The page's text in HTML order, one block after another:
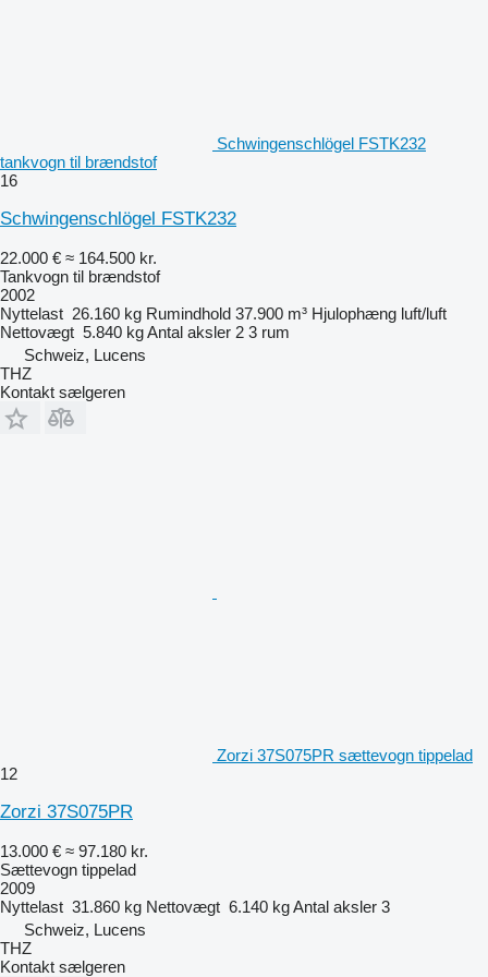
Schwingenschlögel FSTK232
tankvogn til brændstof
16
Schwingenschlögel FSTK232
22.000 € ≈ 164.500 kr.
Tankvogn til brændstof
2002
Nyttelast 26.160 kg Rumindhold 37.900 m³ Hjulophæng luft/luft
Nettovægt 5.840 kgAntal aksler 2 3 rum
Schweiz, Lucens
THZ
Kontakt sælgeren
Zorzi 37S075PR sættevogn tippelad
12
Zorzi 37S075PR
13.000 € ≈ 97.180 kr.
Sættevogn tippelad
2009
Nyttelast 31.860 kg Nettovægt 6.140 kgAntal aksler 3
Schweiz, Lucens
THZ
Kontakt sælgeren